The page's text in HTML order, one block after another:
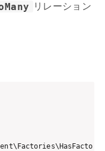
リレーション